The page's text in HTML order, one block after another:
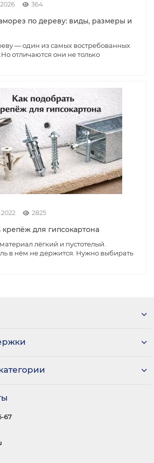
364
по дереву: виды, размеры и
— один из самых востребованных
отличаются они не только
2825
крепёж для гипсокартона
лёгкий и пустотелый.
в нём не держится. Нужно выбирать
67